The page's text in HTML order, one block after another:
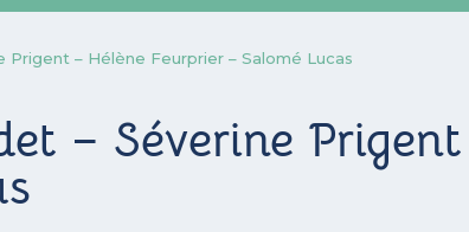
Prigent – Hélène Feurprier – Salomé Lucas
– Séverine